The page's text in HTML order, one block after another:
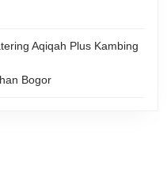
Aqiqah Plus Kambing
Bogor